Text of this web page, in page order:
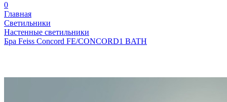
0
Главная
Светильники
Настенные светильники
Бра Feiss Concord FE/CONCORD1 BATH